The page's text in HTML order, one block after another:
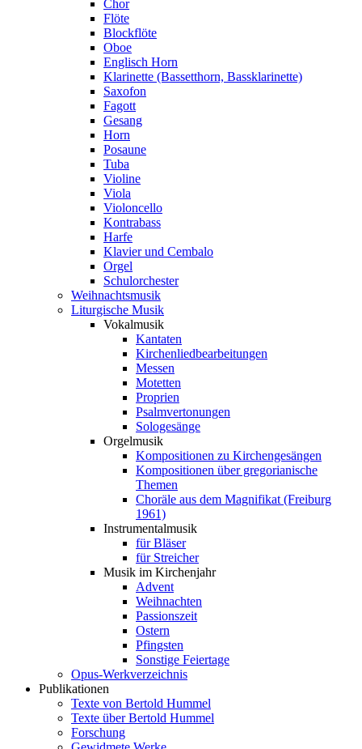
Chor
Flöte
Blockflöte
Oboe
Englisch Horn
Klarinette (Bassetthorn, Bassklarinette)
Saxofon
Fagott
Gesang
Horn
Posaune
Tuba
Violine
Viola
Violoncello
Kontrabass
Harfe
Klavier und Cembalo
Orgel
Schulorchester
Weihnachtsmusik
Liturgische Musik
Vokalmusik
Kantaten
Kirchenliedbearbeitungen
Messen
Motetten
Proprien
Psalmvertonungen
Sologesänge
Orgelmusik
Kompositionen zu Kirchengesängen
Kompositionen über gregorianische
Themen
Choräle aus dem Magnifikat (Freiburg
1961)
Instrumentalmusik
für Bläser
für Streicher
Musik im Kirchenjahr
Advent
Weihnachten
Passionszeit
Ostern
Pfingsten
Sonstige Feiertage
Opus-Werkverzeichnis
Publikationen
Texte von Bertold Hummel
Texte über Bertold Hummel
Forschung